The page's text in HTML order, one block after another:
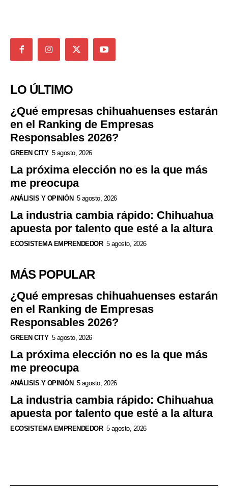
LO ÚLTIMO
¿Qué empresas chihuahuenses estarán
en el Ranking de Empresas
Responsables 2026?
GREEN CITY 5 agosto, 2026
La próxima elección no es la que más
me preocupa
ANÁLISIS Y OPINIÓN 5 agosto, 2026
La industria cambia rápido: Chihuahua
apuesta por talento que esté a la altura
ECOSISTEMA EMPRENDEDOR 5 agosto, 2026
MÁS POPULAR
¿Qué empresas chihuahuenses estarán
en el Ranking de Empresas
Responsables 2026?
GREEN CITY 5 agosto, 2026
La próxima elección no es la que más
me preocupa
ANÁLISIS Y OPINIÓN 5 agosto, 2026
La industria cambia rápido: Chihuahua
apuesta por talento que esté a la altura
ECOSISTEMA EMPRENDEDOR 5 agosto, 2026